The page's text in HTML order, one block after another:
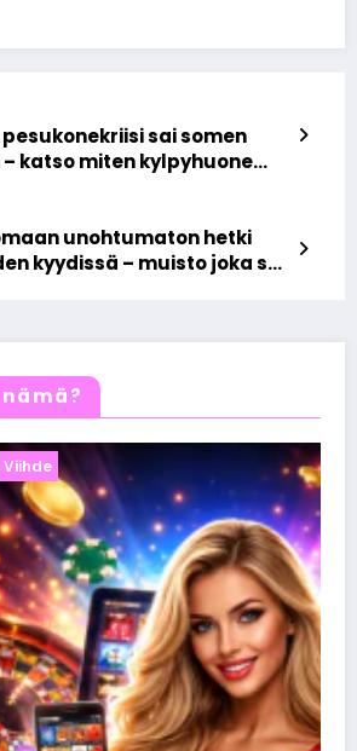
sai somen
katso miten kylpyhuone
unohtumaton hetki
kyydissä – muisto joka soi